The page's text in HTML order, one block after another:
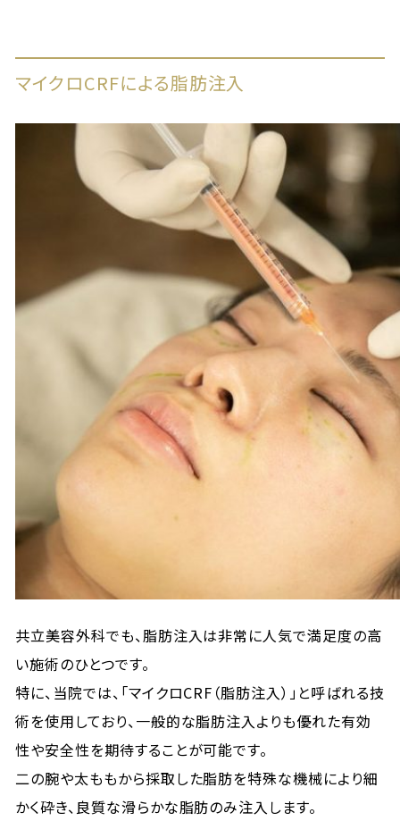
マイクロCRFによる脂肪注入
共立美容外科でも、脂肪注入は非常に人気で満足度の高
い施術のひとつです。
特に、当院では、「マイクロCRF（脂肪注入）」と呼ばれる技
術を使用しており、一般的な脂肪注入よりも優れた有効
性や安全性を期待することが可能です。
二の腕や太ももから採取した脂肪を特殊な機械により細
かく砕き、良質な滑らかな脂肪のみ注入します。